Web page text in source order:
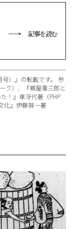
記事を読む
）』の転載です。 参
ク）、『蔦屋重三郎と
！』車浮代著（PHP
化』伊藤賀一著